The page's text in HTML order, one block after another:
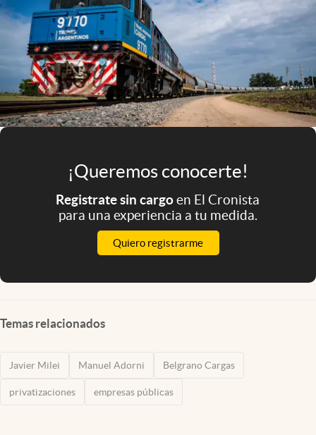
Mundial 2026
Eventos Corporativos
El Cronista Studio
Mediakit
abre en nueva pestaña
¡Queremos conocerte!
Registrate sin cargoen El Cronista
para una experiencia a tu medida.
Quiero registrarme
Temas relacionados
Javier Milei Manuel Adorni Belgrano Cargas
privatizaciones empresas públicas